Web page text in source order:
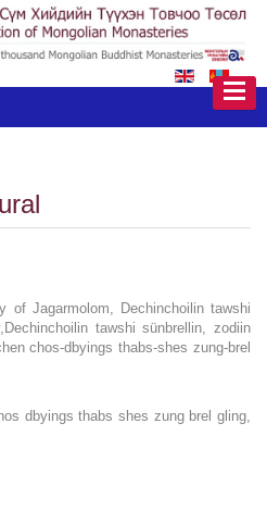
of Jagarmolom, Dechinchoilin tawshi
tawshi sünbrellin, zodiin
chos-dbyings thabs-shes zung-brel
dbyings thabs shes zung brel gling,